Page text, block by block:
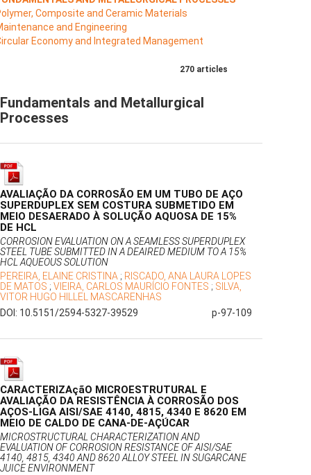
Composite and Ceramic Materials
and Engineering
Economy and Integrated Management
270 articles
Fundamentals and Metallurgical
Processes
AVALIAÇÃO DA CORROSÃO EM UM TUBO DE AÇO
SUPERDUPLEX SEM COSTURA SUBMETIDO EM
MEIO DESAERADO À SOLUÇÃO AQUOSA DE 15%
DE HCL
CORROSION EVALUATION ON A SEAMLESS SUPERDUPLEX
STEEL TUBE SUBMITTED IN A DEAIRED MEDIUM TO A 15%
HCL AQUEOUS SOLUTION
PEREIRA, ELAINE CRISTINA ; RISCADO, ANA LAURA LOPES
DE MATOS ; VIEIRA, CARLOS MAURÍCIO FONTES ; SILVA,
VITOR HUGO HILLEL MASCARENHAS
DOI: 10.5151/2594-5327-39529
p-97-109
CARACTERIZAçãO MICROESTRUTURAL E
AVALIAÇÃO DA RESISTÊNCIA À CORROSÃO DOS
AÇOS-LIGA AISI/SAE 4140, 4815, 4340 E 8620 EM
MEIO DE CALDO DE CANA-DE-AÇÚCAR
MICROSTRUCTURAL CHARACTERIZATION AND
EVALUATION OF CORROSION RESISTANCE OF AISI/SAE
4140, 4815, 4340 AND 8620 ALLOY STEEL IN SUGARCANE
JUICE ENVIRONMENT